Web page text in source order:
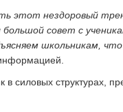
нездоровый
совет с
школьникам,
в силовых структурах,